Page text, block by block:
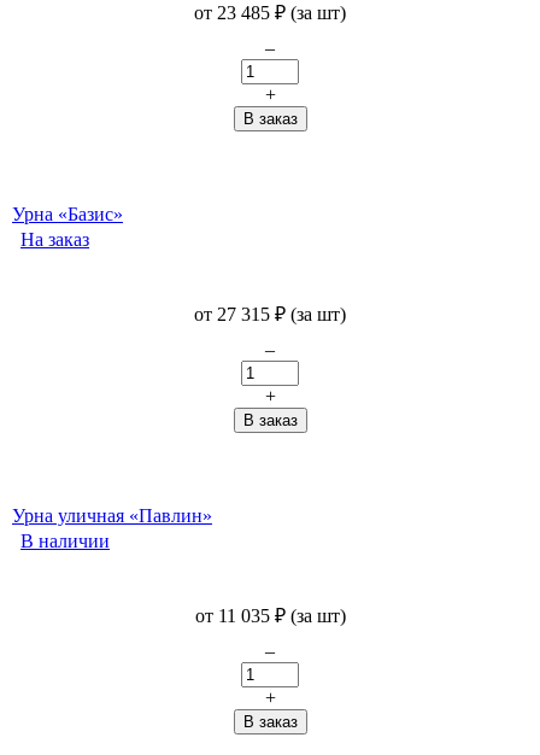
от 23 485 ₽ (за шт)
–
+
Урна «Базис»
На заказ
от 27 315 ₽ (за шт)
–
+
Урна уличная «Павлин»
В наличии
от11 035 ₽ (за шт)
–
+